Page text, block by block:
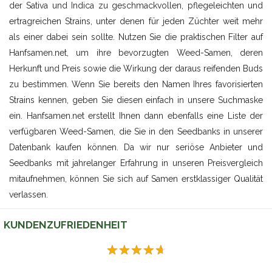
der Sativa und Indica zu geschmackvollen, pflegeleichten und
ertragreichen Strains, unter denen für jeden Züchter weit mehr
als einer dabei sein sollte. Nutzen Sie die praktischen Filter auf
Hanfsamen.net, um ihre bevorzugten Weed-Samen, deren
Herkunft und Preis sowie die Wirkung der daraus reifenden Buds
zu bestimmen. Wenn Sie bereits den Namen Ihres favorisierten
Strains kennen, geben Sie diesen einfach in unsere Suchmaske
ein. Hanfsamen.net erstellt Ihnen dann ebenfalls eine Liste der
verfügbaren Weed-Samen, die Sie in den Seedbanks in unserer
Datenbank kaufen können. Da wir nur seriöse Anbieter und
Seedbanks mit jahrelanger Erfahrung in unseren Preisvergleich
mitaufnehmen, können Sie sich auf Samen erstklassiger Qualität
verlassen.
KUNDENZUFRIEDENHEIT